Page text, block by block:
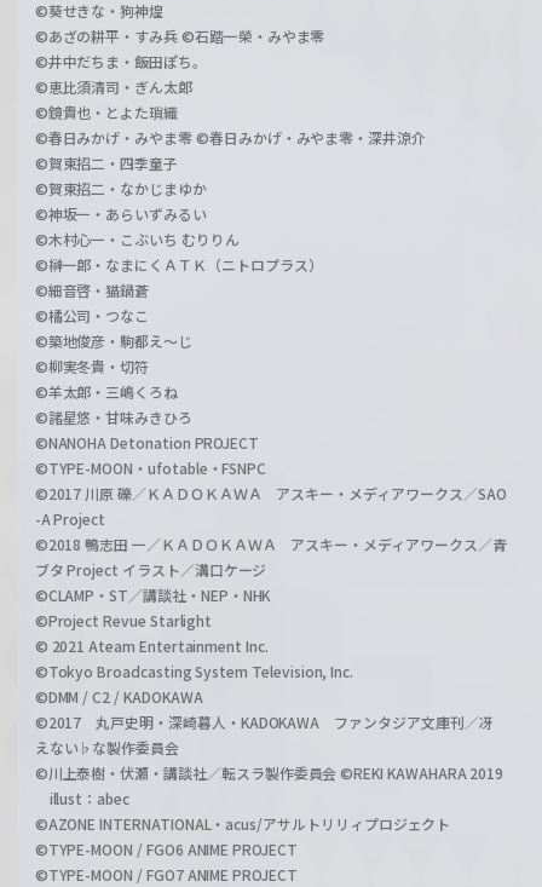
©葵せきな・狗神煌
©あざの耕平・すみ兵 ©石踏一榮・みやま零
©井中だちま・飯田ぽち。
©恵比須清司・ぎん太郎
©鏡貴也・とよた瑣織
©春日みかげ・みやま零 ©春日みかげ・みやま零・深井涼介
©賀東招二・四季童子
©賀東招二・なかじまゆか
©神坂一・あらいずみるい
©木村心一・こぶいち むりりん
©榊一郎・なまにくＡＴＫ（ニトロプラス）
©細音啓・猫鍋蒼
©橘公司・つなこ
©築地俊彦・駒都え～じ
©柳実冬貴・切符
©羊太郎・三嶋くろね
©諸星悠・甘味みきひろ
©NANOHA Detonation PROJECT
©TYPE-MOON・ufotable・FSNPC
©2017 川原 礫／ＫＡＤＯＫＡＷＡ アスキー・メディアワークス／SAO
-A Project
©2018 鴨志田 一／ＫＡＤＯＫＡＷＡ アスキー・メディアワークス／青
ブタ Project イラスト／溝口ケージ
©CLAMP・ST／講談社・NEP・NHK
©Project Revue Starlight
© 2021 Ateam Entertainment Inc.
©Tokyo Broadcasting System Television, Inc.
©DMM / C2 / KADOKAWA
©2017 丸戸史明・深崎暮人・KADOKAWA ファンタジア文庫刊／冴
えない♭な製作委員会
©川上泰樹・伏瀬・講談社／転スラ製作委員会 ©REKI KAWAHARA 2019
illust：abec
©AZONE INTERNATIONAL・acus/アサルトリリィプロジェクト
©TYPE-MOON / FGO6 ANIME PROJECT
©TYPE-MOON / FGO7 ANIME PROJECT